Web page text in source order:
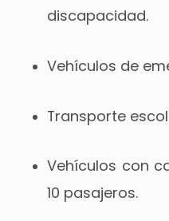
discapacidad.
Vehículos de
Transporte
Vehículos con
10 pasajeros.